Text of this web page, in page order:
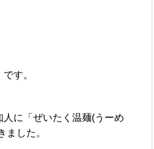
す。
に「ぜいたく温麺(うーめ
ました。